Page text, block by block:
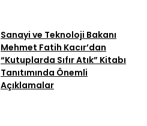
Sanayi ve Teknoloji Bakanı
Mehmet Fatih Kacır’dan
“Kutuplarda Sıfır Atık” Kitabı
Tanıtımında Önemli
Açıklamalar